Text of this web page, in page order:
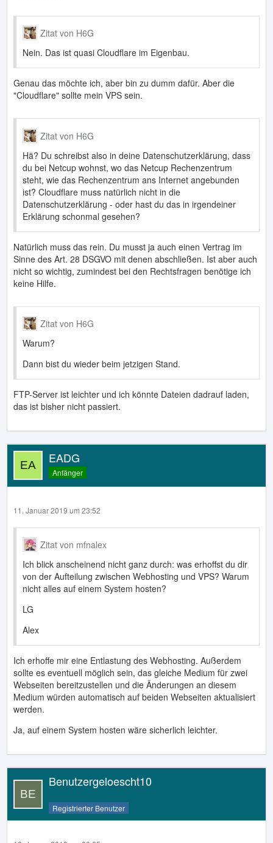
Zitat von H6G
Nein. Das ist quasi Cloudflare im Eigenbau.
Genau das möchte ich, aber bin zu dumm dafür. Aber die
"Cloudflare" sollte mein VPS sein.
Zitat von H6G
Hä? Du schreibst also in deine Datenschutzerklärung, dass
du bei Netcup wohnst, wo das Netcup Rechenzentrum
steht, wie das Rechenzentrum ans Internet angebunden
ist? Cloudflare muss natürlich nicht in die
Datenschutzerklärung - oder hast du das in irgendeiner
Erklärung schonmal gesehen?
Natürlich muss das rein. Du musst ja auch einen Vertrag im
Sinne des Art. 28 DSGVO mit denen abschließen. Ist aber auch
nicht so wichtig, zumindest bei den Rechtsfragen benötige ich
keine Hilfe.
Zitat von H6G
Warum?
Dann bist du wieder beim jetzigen Stand.
FTP-Server ist leichter und ich könnte Dateien dadrauf laden,
das ist bisher nicht passiert.
EADG
Anfänger
11. Januar 2019 um 23:52
Zitat von mfnalex
Ich blick anscheinend nicht ganz durch: was erhoffst du dir
von der Aufteilung zwischen Webhosting und VPS? Warum
nicht alles auf einem System hosten?
LG
Alex
Ich erhoffe mir eine Entlastung des Webhosting. Außerdem
sollte es eventuell möglich sein, das gleiche Medium für zwei
Webseiten bereitzustellen und die Änderungen an diesem
Medium würden automatisch auf beiden Webseiten aktualisiert
werden.
Ja, auf einem System hosten wäre sicherlich leichter.
Benutzergeloescht10
Registrierter Benutzer